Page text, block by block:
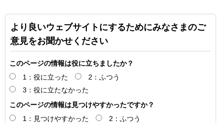
より良いウェブサイトにするためにみなさまのご
意見をお聞かせください
このページの情報は役に立ちましたか？
1：役に立った
2：ふつう
3：役に立たなかった
このページの情報は見つけやすかったですか？
1：見つけやすかった
2：ふつう